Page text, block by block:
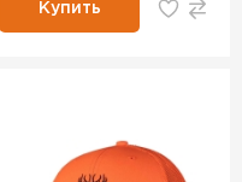
Купить